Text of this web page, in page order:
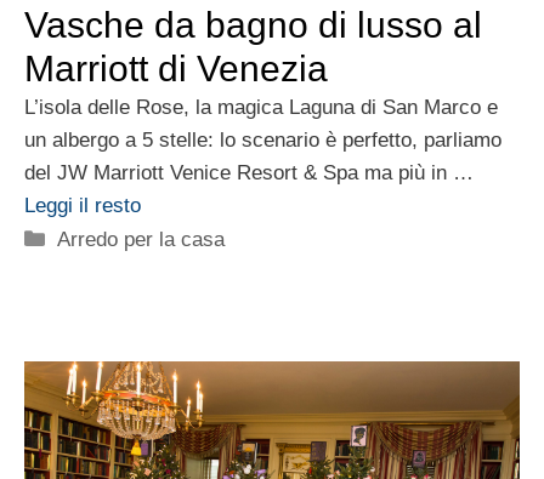
Vasche da bagno di lusso al
Marriott di Venezia
L’isola delle Rose, la magica Laguna di San Marco e
un albergo a 5 stelle: lo scenario è perfetto, parliamo
del JW Marriott Venice Resort & Spa ma più in …
Leggi il resto
Categorie
Arredo per la casa